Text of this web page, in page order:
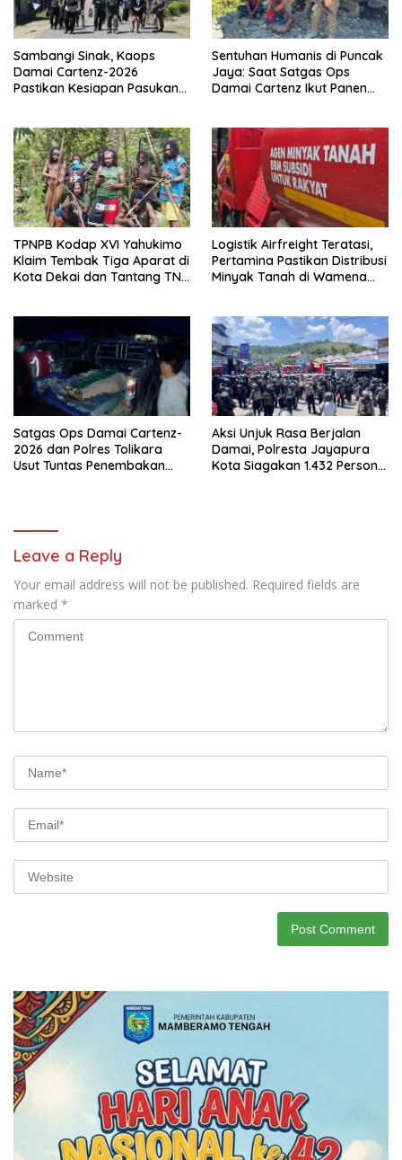
Sambangi Sinak, Kaops
Damai Cartenz-2026
Pastikan Kesiapan Pasukan
Sentuhan Humanis di Puncak
Jaya: Saat Satgas Ops
Damai Cartenz Ikut Panen
TPNPB Kodap XVI Yahukimo
Klaim Tembak Tiga Aparat di
Kota Dekai dan Tantang TNI-
Logistik Airfreight Teratasi,
Pertamina Pastikan Distribusi
Minyak Tanah di Wamena
Satgas Ops Damai Cartenz-
2026 dan Polres Tolikara
Usut Tuntas Penembakan
Aksi Unjuk Rasa Berjalan
Damai, Polresta Jayapura
Kota Siagakan 1.432 Personel
Leave a Reply
Your email address will not be published. Required fields are
marked *